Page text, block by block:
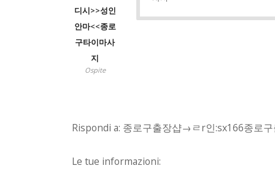
디시>>성인
안마<<종로
구타이마사
지
Ospite
Rispondi a: 종로구출장샵→ㄹr인:sx166종로
Le tue informazioni: